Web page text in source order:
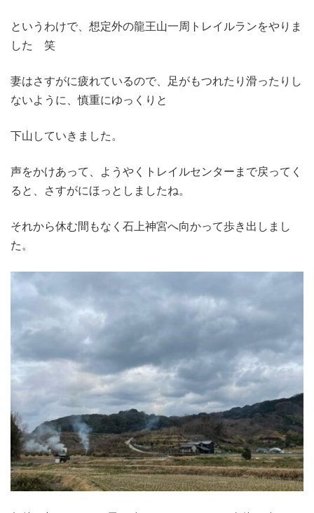
というわけで、想定外の龍王山一周トレイルランをやりま
した 笑
妻はさすがに疲れているので、足がもつれたり滑ったりし
ないように、慎重にゆっくりと
下山していきました。
声をかけあって、ようやくトレイルセンターまで戻ってく
ると、さすがにほっとしましたね。
それから休む間もなく石上神宮へ向かって歩き出しまし
た。